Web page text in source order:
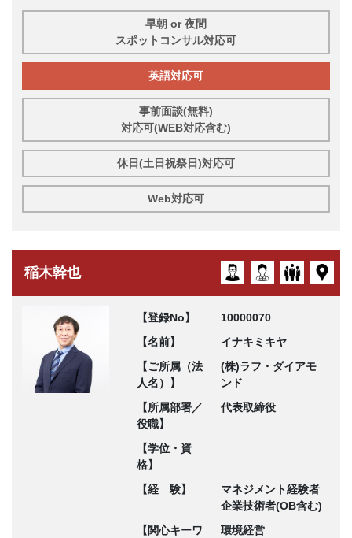
早朝 or 夜間
スポットコンサル対応可
英語対応可
事前面談(無料)
対応可(WEB対応含む)
休日(土日祝祭日)対応可
Web対応可
稲木幹也
【登録No】
10000070
【名前】
イナキミキヤ
【ご所属（法
人名）】
(株)ラフ・ダイアモ
ンド
【所属部署／
役職】
代表取締役
【学位・資
格】
【経 験】
マネジメント経験者
企業技術者(OB含む)
【関心キーワ
環境経営